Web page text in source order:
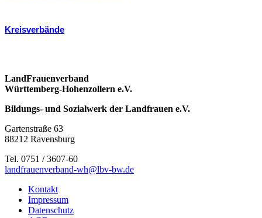
Kreisverbände
LandFrauenverband
Württemberg-Hohenzollern e.V.
Bildungs- und Sozialwerk der Landfrauen e.V.
Gartenstraße 63
88212 Ravensburg
Tel. 0751 / 3607-60
landfrauenverband-wh@lbv-bw.de
Kontakt
Impressum
Datenschutz